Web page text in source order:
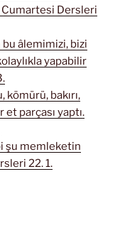
Dersleri
bu âlemimizi, bizi
yapabilir
kömürü, bakırı,
et parçası yaptı.
şu memleketin
22. 1.